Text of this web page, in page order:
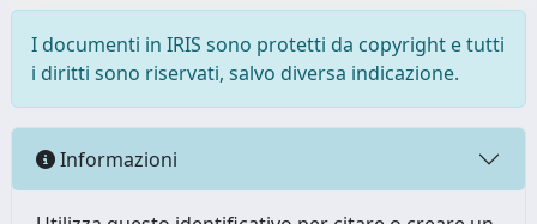
I documenti in IRIS sono protetti da copyright e tutti
i diritti sono riservati, salvo diversa indicazione.
Informazioni